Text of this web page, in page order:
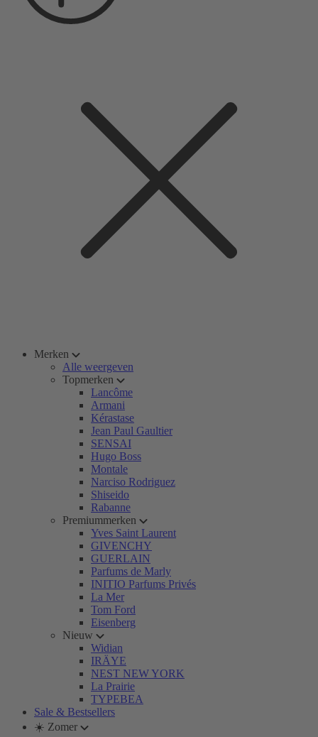
Merken
Alle weergeven
Topmerken
Lancôme
Armani
Kérastase
Jean Paul Gaultier
SENSAI
Hugo Boss
Montale
Narciso Rodriguez
Shiseido
Rabanne
Premiummerken
Yves Saint Laurent
GIVENCHY
GUERLAIN
Parfums de Marly
INITIO Parfums Privés
La Mer
Tom Ford
Eisenberg
Nieuw
Widian
IRÄYE
NEST NEW YORK
La Prairie
TYPEBEA
Sale & Bestsellers
☀️ Zomer